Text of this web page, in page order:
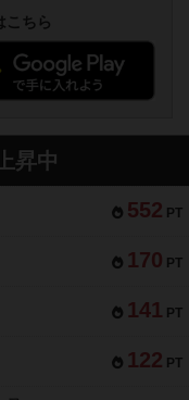
こちら
昇中
552 PT
170 PT
141 PT
122 PT